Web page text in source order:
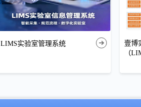
LIMS实验室管理系统
壹博
（